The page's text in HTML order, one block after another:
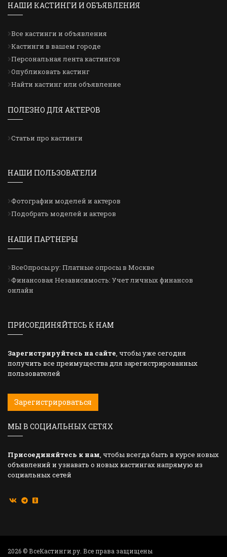
НАШИ КАСТИНГИ И ОБЪЯВЛЕНИЯ
Все кастинги и объявления
Кастинги в вашем городе
Персональная лента кастингов
Опубликовать кастинг
Найти кастинг или объявление
ПОЛЕЗНО ДЛЯ АКТЕРОВ
Статьи про кастинги
НАШИ ПОЛЬЗОВАТЕЛИ
Фотографии моделей и актеров
Подобрать моделей и актеров
НАШИ ПАРТНЕРЫ
ВсеОпросы.ру: Платные опросы в Москве
Финансовая Независимость: Учет личных финансов
онлайн
ПРИСОЕДИНЯЙТЕСЬ К НАМ
Зарегистрируйтесь на сайте, чтобы уже сегодня
получить все преимущества для зарегистрированных
пользователей
Зарегистрироваться
МЫ В СОЦИАЛЬНЫХ СЕТЯХ
Присоединяйтесь к нам, чтобы всегда быть в курсе новых
объявлений и узнавать о новых кастингах напрямую из
социальных сетей
2026 © ВсеКастинги.ру. Все права защищены